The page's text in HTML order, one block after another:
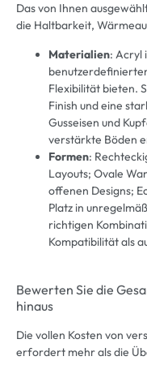
Das von Ihnen
die Haltbarkeit,
Materialien: Acryl
Flexibilität bieten.
Finish und eine
Gusseisen und
verstärkte Böden
Formen:
Layouts; Ovale
offenen Designs;
Platz in
richtigen
Kompatibilität als
Bewerten Sie die
hinaus
Die vollen Kosten von
erfordert mehr als die